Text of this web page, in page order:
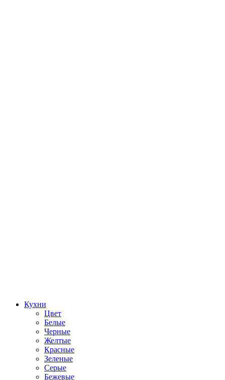
Кухни
Цвет
Белые
Черные
Желтые
Красные
Зеленые
Серые
Бежевые